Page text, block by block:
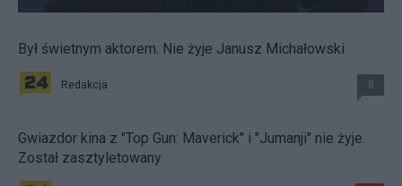
Był świetnym aktorem. Nie żyje Janusz Michałowski
Redakcja 8
Gwiazdor kina z "Top Gun: Maverick" i "Jumanji" nie żyje.
Został zasztyletowany